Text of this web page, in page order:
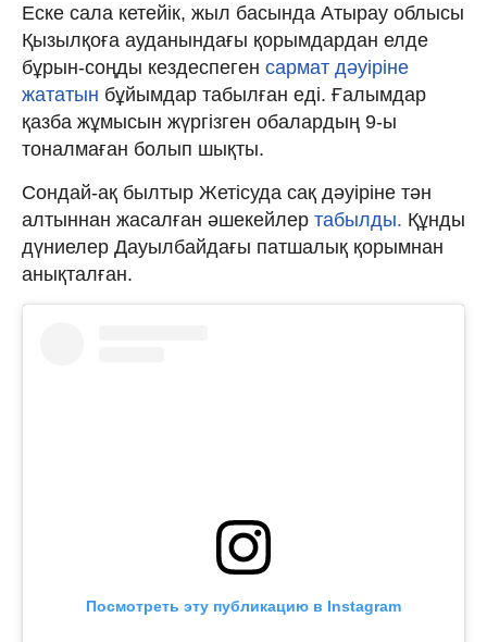
Еске сала кетейік, жыл басында Атырау облысы
Қызылқоға ауданындағы қорымдардан елде
бұрын-соңды кездеспеген сармат дәуіріне
жататын бұйымдар табылған еді. Ғалымдар
қазба жұмысын жүргізген обалардың 9-ы
тоналмаған болып шықты.
Сондай-ақ былтыр Жетісуда сақ дәуіріне тән
алтыннан жасалған әшекейлер табылды. Құнды
дүниелер Дауылбайдағы патшалық қорымнан
анықталған.
Посмотреть эту публикацию в Instagram